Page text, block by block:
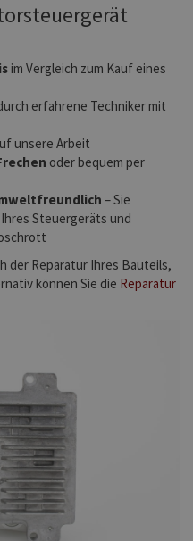
im Vergleich zum Kauf eines
erfahrene Techniker mit
unsere Arbeit
oder bequem per
– Sie
Steuergeräts und
der Reparatur Ihres Bauteils,
können Sie die Reparatur